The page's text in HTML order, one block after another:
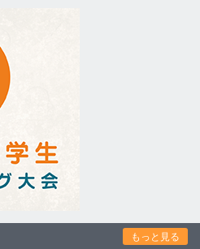
もっと見る